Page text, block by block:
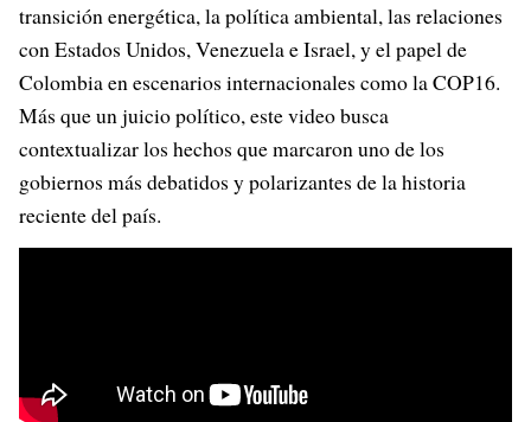
transición energética, la política ambiental, las relaciones
con Estados Unidos, Venezuela e Israel, y el papel de
Colombia en escenarios internacionales como la COP16.
Más que un juicio político, este video busca
contextualizar los hechos que marcaron uno de los
gobiernos más debatidos y polarizantes de la historia
reciente del país.